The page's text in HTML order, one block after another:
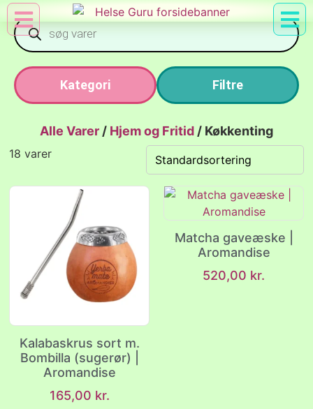
Kategori Filtre
Alle Varer/ Hjem og Fritid/ Køkkenting
18 varer
Kalabaskrus sort m.
Bombilla (sugerør) |
Aromandise
165,00 kr.
Matcha gaveæske |
Aromandise
520,00 kr.